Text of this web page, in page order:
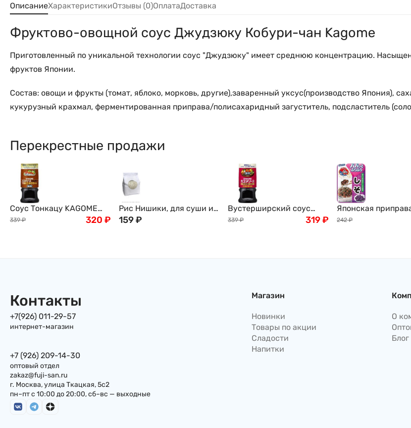
ОписаниеХарактеристикиОтзывы (0)ОплатаДоставка
Фруктово-овощной соус Джудзюку Кобури-чан Kagome
Приготовленный по уникальной технологии соус "Джудзюку" имеет среднюю концентрацию.
фруктов Японии.
Состав: овощи и фрукты (томат, яблоко, морковь, другие),заваренный уксус(производство Япония),
кукурузный крахмал, ферментированная приправа/полисахаридный загуститель, подсластитель
Перекрестные продажи
Соус Тонкацу KAGOME
IKARI, 160мл, Япония
339 ₽ 320 ₽
Рис Нишики, для суши и
роллов, 1кг
159₽
Вустерширский соус
IKARI, 160 мл, Япония
339 ₽ 319₽
Японская
риса Hagoromo с
242 ₽
Контакты
+7(926) 011-29-57
интернет-магазин
+7 (926) 209-14-30
оптовый отдел
zakaz@fuji-san.ru
г. Москва, улица Ткацкая, 5с2
пн–пт с 10:00 до 20:00, сб–вс — выходные
Магазин
Новинки
Товары по акции
Сладости
Напитки
О
Блог